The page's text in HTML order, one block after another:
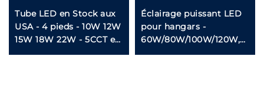
Tube LED en Stock aux
USA - 4 pieds - 10W 12W
15W 18W 22W - 5CCT et
5Puissances Réglables -
Éclairage puissant LED
pour hangars -
60W/80W/100W/120W,
CCT 35K-50K pour